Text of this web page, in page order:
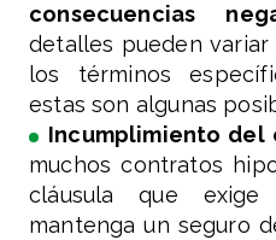
consecuencias
detalles pueden
los términos
estas son algunas
Incumplimiento
muchos contratos
cláusula que
mantenga un seguro